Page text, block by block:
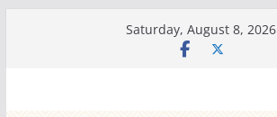
Saturday, August 8, 2026